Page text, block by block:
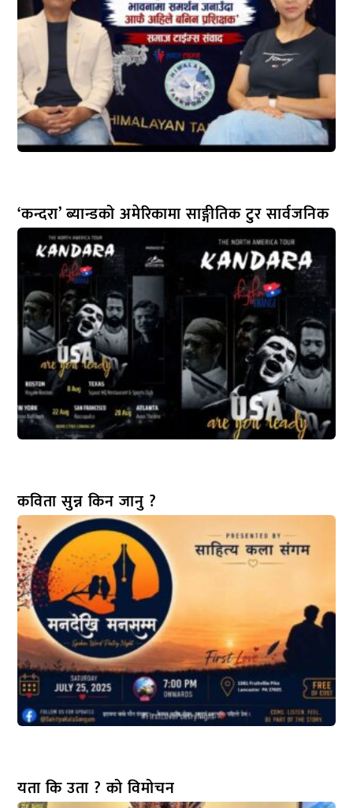
‘कन्दरा’ ब्यान्डको अमेरिकामा साङ्गीतिक टुर सार्वजनिक
कविता सुन्न किन जानु ?
यता कि उता ? को विमोचन